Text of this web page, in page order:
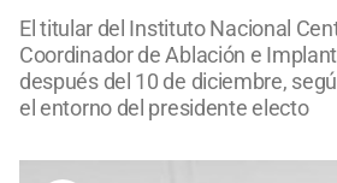
El titular del Instituto Nacional
Coordinador de Ablación e
después del 10 de diciembre,
el entorno del presidente electo